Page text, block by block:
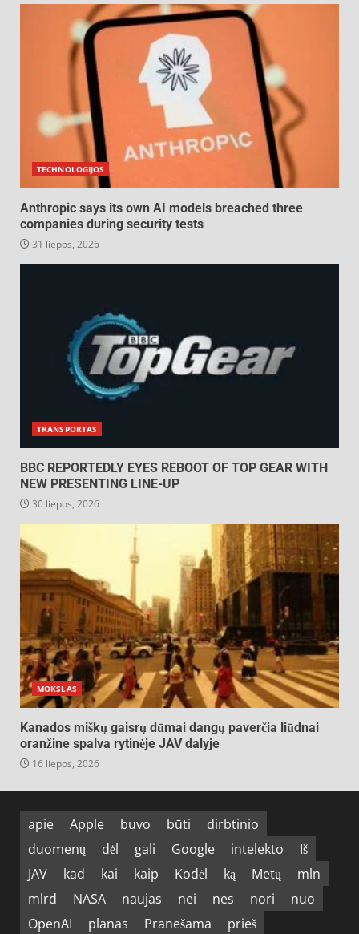
TECHNOLOGIJOS
Anthropic says its own AI models breached three
companies during security tests
31 liepos, 2026
TRANSPORTAS
BBC REPORTEDLY EYES REBOOT OF TOP GEAR WITH
NEW PRESENTING LINE-UP
30 liepos, 2026
MOKSLAS
Kanados miškų gaisrų dūmai dangų paverčia liūdnai
oranžine spalva rytinėje JAV dalyje
16 liepos, 2026
apie Apple buvo būti
dirbtinio
duomenų
dėl gali Google intelekto
Iš
JAV
kad kai kaip Kodėl ką Metų
mln
mlrd
NASA naujas nei nes nori
nuo
OpenAI
planas Pranešama
prieš